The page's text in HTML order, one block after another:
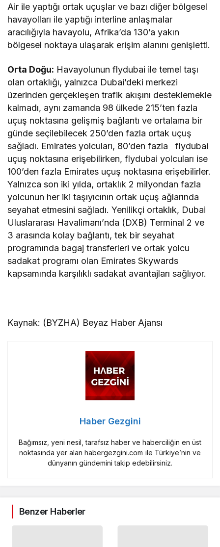
Air ile yaptığı ortak uçuşlar ve bazı diğer bölgesel
havayolları ile yaptığı interline anlaşmalar
aracılığıyla havayolu, Afrika’da 130’a yakın
bölgesel noktaya ulaşarak erişim alanını genişletti.
Orta Doğu: Havayolunun flydubai ile temel taşı
olan ortaklığı, yalnızca Dubai’deki merkezi
üzerinden gerçekleşen trafik akışını desteklemekle
kalmadı, aynı zamanda 98 ülkede 215’ten fazla
uçuş noktasına gelişmiş bağlantı ve ortalama bir
günde seçilebilecek 250’den fazla ortak uçuş
sağladı. Emirates yolcuları, 80’den fazla flydubai
uçuş noktasına erişebilirken, flydubai yolcuları ise
100’den fazla Emirates uçuş noktasına erişebilirler.
Yalnızca son iki yılda, ortaklık 2 milyondan fazla
yolcunun her iki taşıyıcının ortak uçuş ağlarında
seyahat etmesini sağladı. Yenilikçi ortaklık, Dubai
Uluslararası Havalimanı’nda (DXB) Terminal 2 ve
3 arasında kolay bağlantı, tek bir seyahat
programında bagaj transferleri ve ortak yolcu
sadakat programı olan Emirates Skywards
kapsamında karşılıklı sadakat avantajları sağlıyor.
Kaynak: (BYZHA) Beyaz Haber Ajansı
Haber Gezgini
Bağımsız, yeni nesil, tarafsız haber ve haberciliğin en üst
noktasında yer alan habergezgini.com ile Türkiye’nin ve
dünyanın gündemini takip edebilirsiniz.
Benzer Haberler